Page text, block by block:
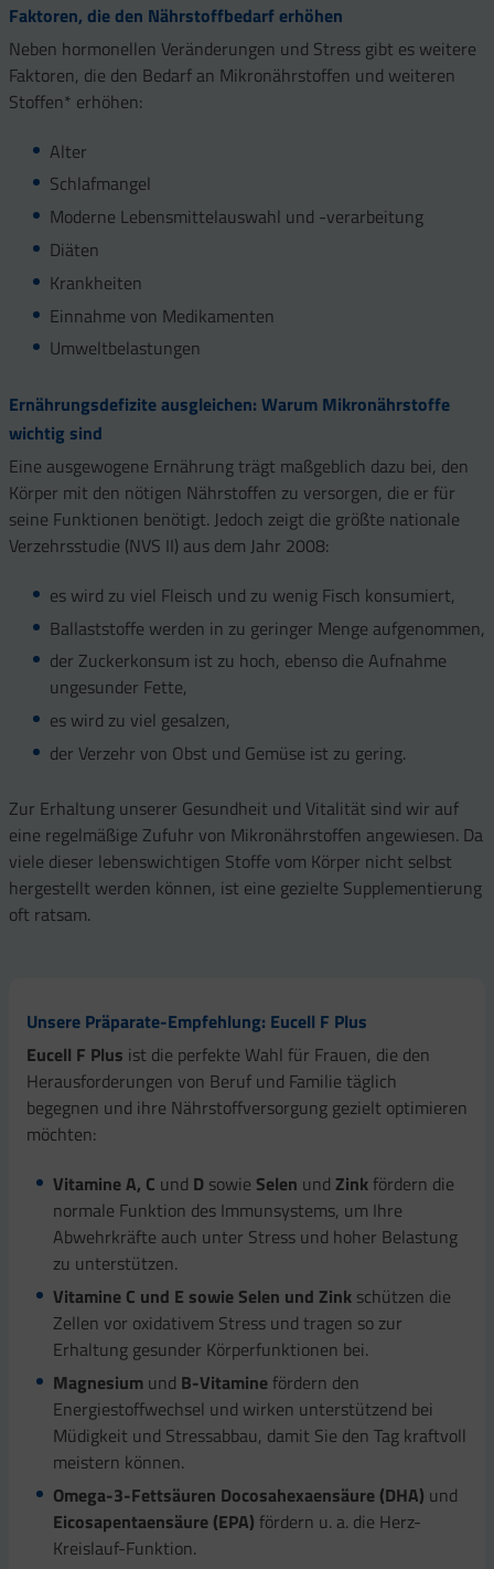
Faktoren, die den Nährstoffbedarf erhöhen
Neben hormonellen Veränderungen und Stress gibt es weitere
Faktoren, die den Bedarf an Mikronährstoffen und weiteren
Stoffen* erhöhen:
Alter
Schlafmangel
Moderne Lebensmittelauswahl und -verarbeitung
Diäten
Krankheiten
Einnahme von Medikamenten
Umweltbelastungen
Ernährungsdefizite ausgleichen: Warum Mikronährstoffe
wichtig sind
Eine ausgewogene Ernährung trägt maßgeblich dazu bei, den
Körper mit den nötigen Nährstoffen zu versorgen, die er für
seine Funktionen benötigt. Jedoch zeigt die größte nationale
Verzehrsstudie (NVS II) aus dem Jahr 2008:
es wird zu viel Fleisch und zu wenig Fisch konsumiert,
Ballaststoffe werden in zu geringer Menge aufgenommen,
der Zuckerkonsum ist zu hoch, ebenso die Aufnahme
ungesunder Fette,
es wird zu viel gesalzen,
der Verzehr von Obst und Gemüse ist zu gering.
Zur Erhaltung unserer Gesundheit und Vitalität sind wir auf
eine regelmäßige Zufuhr von Mikronährstoffen angewiesen. Da
viele dieser lebenswichtigen Stoffe vom Körper nicht selbst
hergestellt werden können, ist eine gezielte Supplementierung
oft ratsam.
Unsere Präparate-Empfehlung: Eucell F Plus
Eucell F Plus ist die perfekte Wahl für Frauen, die den
Herausforderungen von Beruf und Familie täglich
begegnen und ihre Nährstoffversorgung gezielt optimieren
möchten:
Vitamine A, C und D sowie Selen und Zinkfördern die
normale Funktion des Immunsystems, um Ihre
Abwehrkräfte auch unter Stress und hoher Belastung
zu unterstützen.
Vitamine C und E sowie Selen und Zink schützen die
Zellen vor oxidativem Stress und tragen so zur
Erhaltung gesunder Körperfunktionen bei.
Magnesium und B-Vitaminefördern den
Energiestoffwechsel und wirken unterstützend bei
Müdigkeit und Stressabbau, damit Sie den Tag kraftvoll
meistern können.
Omega-3-Fettsäuren Docosahexaensäure (DHA) und
Eicosapentaensäure (EPA) fördern u. a. die Herz-
Kreislauf-Funktion.